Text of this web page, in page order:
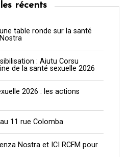
récents
table ronde sur la santé
: Aiutu Corsu
de la santé sexuelle 2026
2026 : les actions
11 rue Colomba
Nostra et ICI RCFM pour